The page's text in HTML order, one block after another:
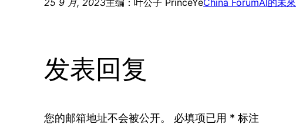
25 9 月, 2023主编：叶公子 PrinceYeChina ForumAl的未來
发表回复
您的邮箱地址不会被公开。 必填项已用 * 标注